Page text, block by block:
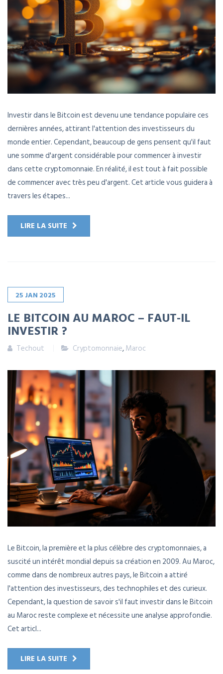
Investir dans le Bitcoin est devenu une tendance populaire ces
dernières années, attirant l'attention des investisseurs du
monde entier. Cependant, beaucoup de gens pensent qu'il faut
une somme d'argent considérable pour commencer à investir
dans cette cryptomonnaie. En réalité, il est tout à fait possible
de commencer avec très peu d'argent. Cet article vous guidera à
travers les étapes...
LIRE LA SUITE
25 JAN 2025
LE BITCOIN AU MAROC – FAUT-IL
INVESTIR ?
Techout Cryptomonnaie,Maroc
Le Bitcoin, la première et la plus célèbre des cryptomonnaies, a
suscité un intérêt mondial depuis sa création en 2009. Au Maroc,
comme dans de nombreux autres pays, le Bitcoin a attiré
l'attention des investisseurs, des technophiles et des curieux.
Cependant, la question de savoir s'il faut investir dans le Bitcoin
au Maroc reste complexe et nécessite une analyse approfondie.
Cet articl...
LIRE LA SUITE